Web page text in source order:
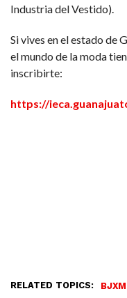
Industria del Vestido).
Si vives en el estado de
el mundo de la moda
inscribirte:
https://
RELATED TOPICS: